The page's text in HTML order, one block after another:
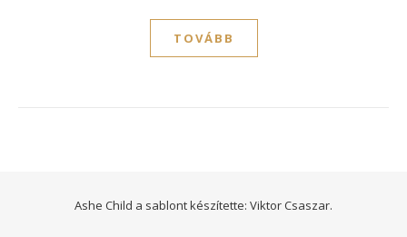
TOVÁBB
Ashe Child a sablont készítette: Viktor Csaszar.